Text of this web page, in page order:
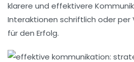
klarere und effektivere
Interaktionen schriftlich oder
für den Erfolg.